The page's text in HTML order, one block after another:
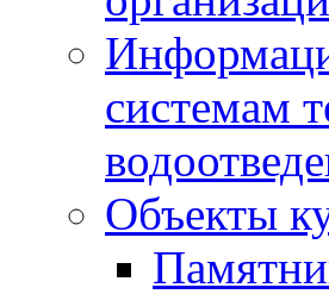
системам
Объекты